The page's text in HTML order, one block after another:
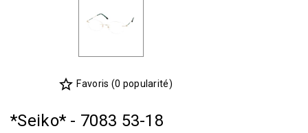
star_border Favoris (0 popularité)
*Seiko* - 7083 53-18